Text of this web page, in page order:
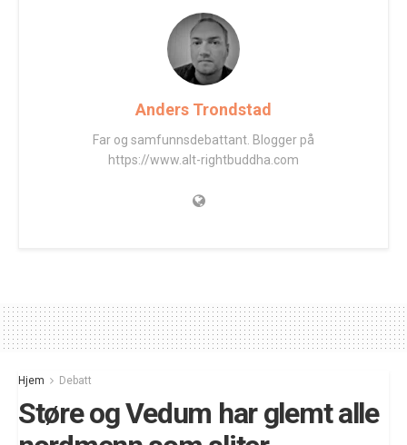
Anders Trondstad
Far og samfunnsdebattant. Blogger på
https://www.alt-rightbuddha.com
Hjem Debatt
Støre og Vedum har glemt alle